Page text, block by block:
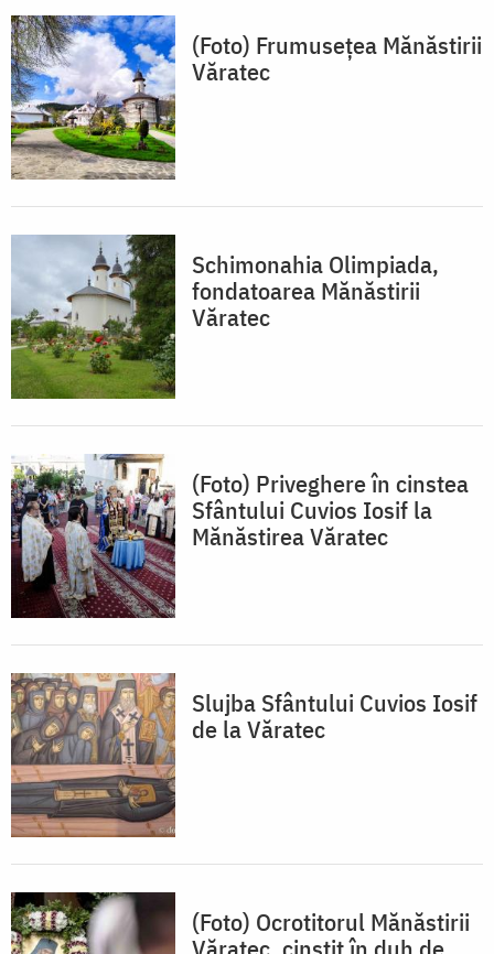
(Foto) Frumusețea Mănăstirii
Văratec
Schimonahia Olimpiada,
fondatoarea Mănăstirii
Văratec
(Foto) Priveghere în cinstea
Sfântului Cuvios Iosif la
Mănăstirea Văratec
Slujba Sfântului Cuvios Iosif
de la Văratec
(Foto) Ocrotitorul Mănăstirii